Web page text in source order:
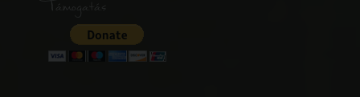
Támogatás